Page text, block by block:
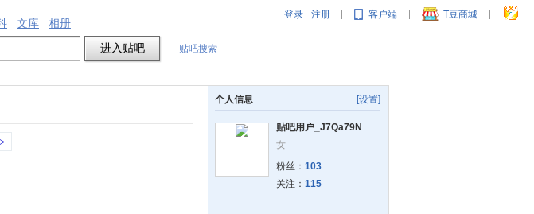
登录 注册 | 客户端 | T豆商城 |
文库 相册
贴吧搜索
[设置]
个人信息
贴吧用户_J7Qa79N
女
粉丝： 103
关注： 115